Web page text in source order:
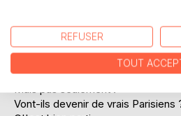
La vie quotidienne à Paris, en
de nos adorables petits amis
dodo...
Mais pas seulement !
Vont-ils devenir de vrais Parisiens
REFUSER
TOUT